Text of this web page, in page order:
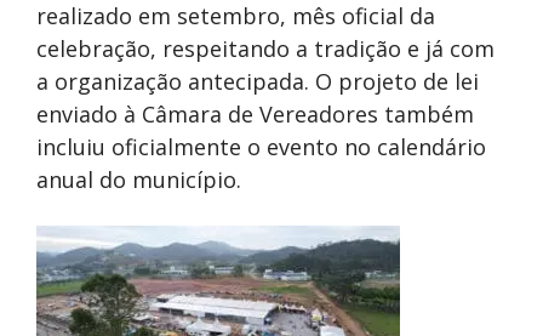
realizado em setembro, mês oficial da
celebração, respeitando a tradição e já com
a organização antecipada. O projeto de lei
enviado à Câmara de Vereadores também
incluiu oficialmente o evento no calendário
anual do município.